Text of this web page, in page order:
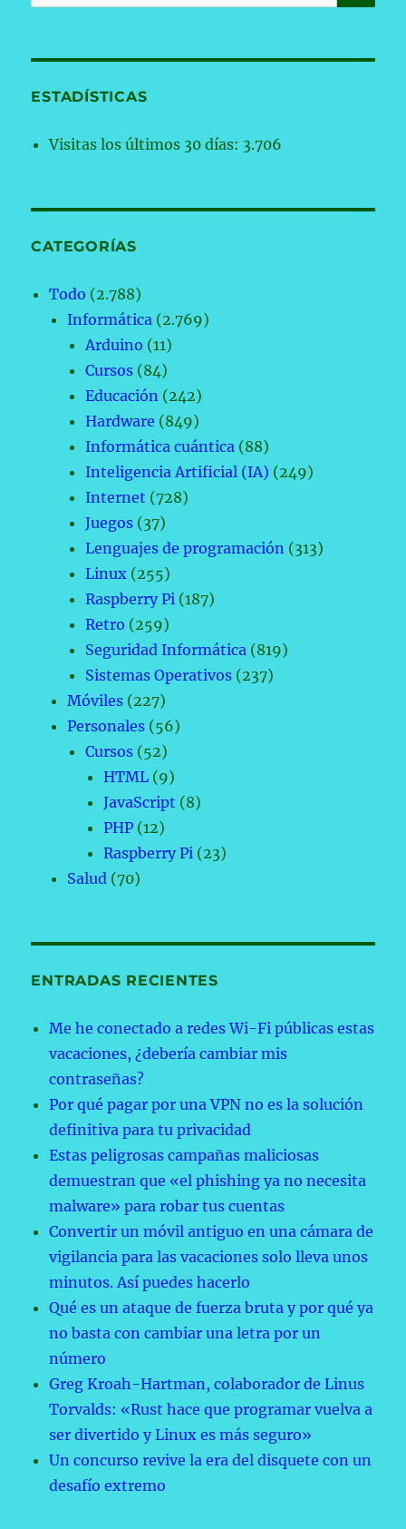
por:
ESTADÍSTICAS
Visitas los últimos 30 días: 3.706
CATEGORÍAS
Todo (2.788)
Informática (2.769)
Arduino (11)
Cursos (84)
Educación (242)
Hardware (849)
Informática cuántica (88)
Inteligencia Artificial (IA) (249)
Internet (728)
Juegos (37)
Lenguajes de programación (313)
Linux (255)
Raspberry Pi (187)
Retro (259)
Seguridad Informática (819)
Sistemas Operativos (237)
Móviles (227)
Personales (56)
Cursos (52)
HTML (9)
JavaScript (8)
PHP (12)
Raspberry Pi (23)
Salud (70)
ENTRADAS RECIENTES
Me he conectado a redes Wi-Fi públicas estas
vacaciones, ¿debería cambiar mis
contraseñas?
Por qué pagar por una VPN no es la solución
definitiva para tu privacidad
Estas peligrosas campañas maliciosas
demuestran que «el phishing ya no necesita
malware» para robar tus cuentas
Convertir un móvil antiguo en una cámara de
vigilancia para las vacaciones solo lleva unos
minutos. Así puedes hacerlo
Qué es un ataque de fuerza bruta y por qué ya
no basta con cambiar una letra por un
número
Greg Kroah-Hartman, colaborador de Linus
Torvalds: «Rust hace que programar vuelva a
ser divertido y Linux es más seguro»
Un concurso revive la era del disquete con un
desafío extremo